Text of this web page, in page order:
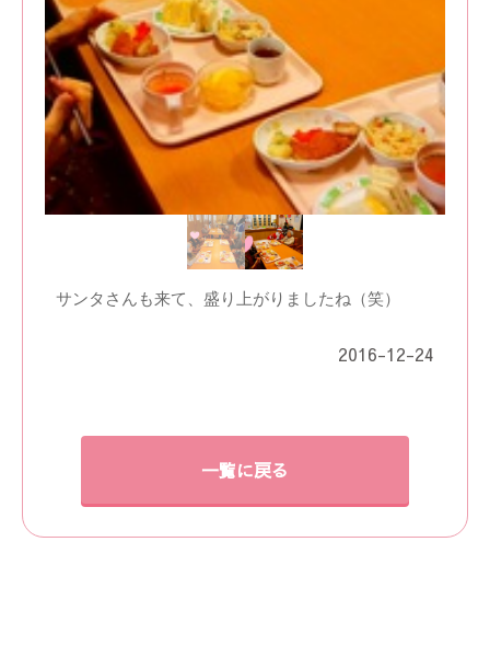
サンタさんも来て、盛り上がりましたね（笑）
2016-12-24
一覧に戻る